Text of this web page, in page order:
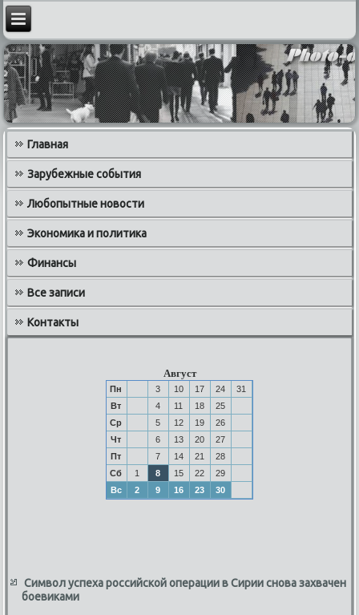
Главная
Зарубежные события
Любопытные новости
Экономика и политика
Финансы
Все записи
Контакты
Август
Пн 3 10 17 24
31
Вт
4 11 18
25
Ср
5 12 19
26
Чт
6 13 20
27
Пт
7 14 21
28
Сб
1 8 15 22
29
Вс
2 9 16 23 30
Символ успеха российской операции в Сирии снова захвачен
боевиками